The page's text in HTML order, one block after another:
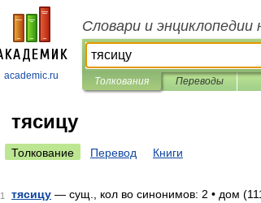
academic.ru
Словари и энциклопедии
Толкования Переводы
тясицу
Толкование Перевод Книги
1 тясицу — сущ., кол во синонимов: 2 • дом